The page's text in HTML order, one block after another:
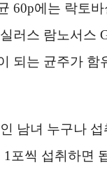
60p에는 락토
러스 람노서스
되는 균주가 함
남녀 누구나 섭
1포씩 섭취하면